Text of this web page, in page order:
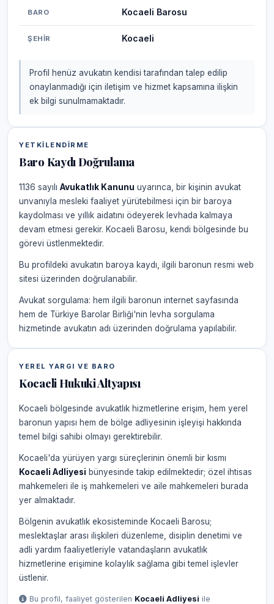
BARO Kocaeli Barosu
ŞEHIR Kocaeli
Profil henüz avukatın kendisi tarafından talep edilip
onaylanmadığı için iletişim ve hizmet kapsamına ilişkin
ek bilgi sunulmamaktadır.
YETKILENDIRME
Baro Kaydı Doğrulama
1136 sayılı Avukatlık Kanunu uyarınca, bir kişinin avukat
unvanıyla mesleki faaliyet yürütebilmesi için bir baroya
kaydolması ve yıllık aidatını ödeyerek levhada kalmaya
devam etmesi gerekir. Kocaeli Barosu, kendi bölgesinde bu
görevi üstlenmektedir.
Bu profildeki avukatın baroya kaydı, ilgili baronun resmi web
sitesi üzerinden doğrulanabilir.
Avukat sorgulama: hem ilgili baronun internet sayfasında
hem de Türkiye Barolar Birliği'nin levha sorgulama
hizmetinde avukatın adı üzerinden doğrulama yapılabilir.
YEREL YARGI VE BARO
Kocaeli Hukuki Altyapısı
Kocaeli bölgesinde avukatlık hizmetlerine erişim, hem yerel
baronun yapısı hem de bölge adliyesinin işleyişi hakkında
temel bilgi sahibi olmayı gerektirebilir.
Kocaeli'da yürüyen yargı süreçlerinin önemli bir kısmı
Kocaeli Adliyesi bünyesinde takip edilmektedir; özel ihtisas
mahkemeleri ile iş mahkemeleri ve aile mahkemeleri burada
yer almaktadır.
Bölgenin avukatlık ekosisteminde Kocaeli Barosu;
meslektaşlar arası ilişkileri düzenleme, disiplin denetimi ve
adli yardım faaliyetleriyle vatandaşların avukatlık
hizmetlerine erişimine kolaylık sağlama gibi temel işlevler
üstlenir.
Bu profil, faaliyet gösterilen Kocaeli Adliyesi ile